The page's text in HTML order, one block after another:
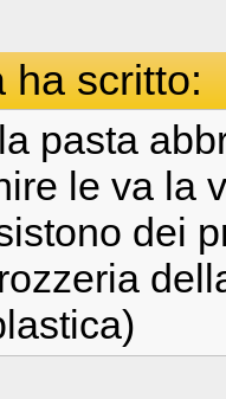
ha scritto:
pasta
le va la
dei